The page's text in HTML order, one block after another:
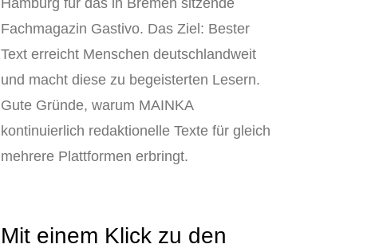
Hamburg für das in Bremen sitzende
Fachmagazin Gastivo. Das Ziel: Bester
Text erreicht Menschen deutschlandweit
und macht diese zu begeisterten Lesern.
Gute Gründe, warum MAINKA
kontinuierlich redaktionelle Texte für gleich
mehrere Plattformen erbringt.
Mit einem Klick zu den